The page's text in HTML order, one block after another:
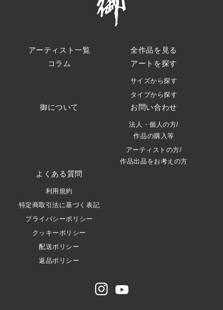
アーティスト一覧
全作品を見る
コラム
アートを探す
サイズから探す
タイプから探す
御について お問い合わせ
法人・個人の方/
作品の購入等
アーティストの方/
作品出品をお考えの方
よくある質問
利用規約
特定商取引法に基づく表記
プライバシーポリシー
クッキーポリシー
配送ポリシー
返品ポリシー
Instagram
Youtube